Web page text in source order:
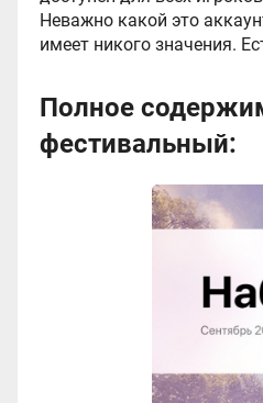
Неважно какой это
имеет никого значения.
Полное
фестивальный: